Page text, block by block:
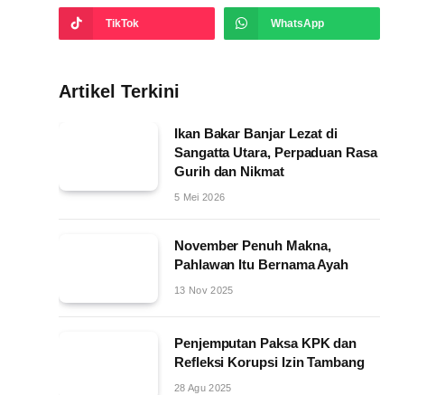
TikTok WhatsApp
Artikel Terkini
Ikan Bakar Banjar Lezat di
Sangatta Utara, Perpaduan Rasa
Gurih dan Nikmat
5 Mei 2026
November Penuh Makna,
Pahlawan Itu Bernama Ayah
13 Nov 2025
Penjemputan Paksa KPK dan
Refleksi Korupsi Izin Tambang
28 Agu 2025